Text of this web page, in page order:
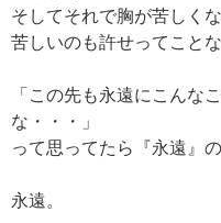
そしてそれで胸が苦しく
苦しいのも許せってこと
「この先も永遠にこんな
な・・・」
って思ってたら『永遠』
永遠。